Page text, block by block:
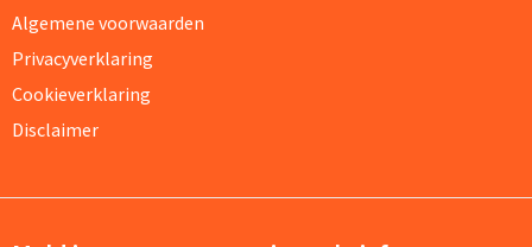
Algemene voorwaarden
Privacyverklaring
Cookieverklaring
Disclaimer